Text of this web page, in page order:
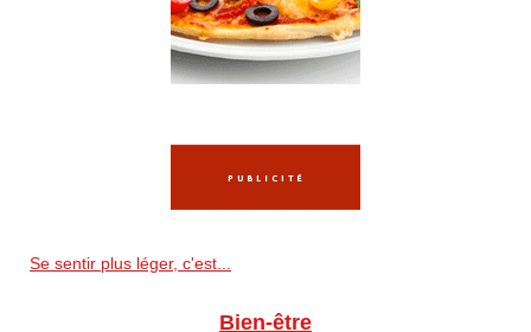
Se sentir plus léger, c'est...
Bien-être